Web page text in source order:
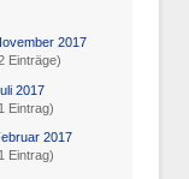
2017
Einträge)
2017
Eintrag)
2017
Eintrag)